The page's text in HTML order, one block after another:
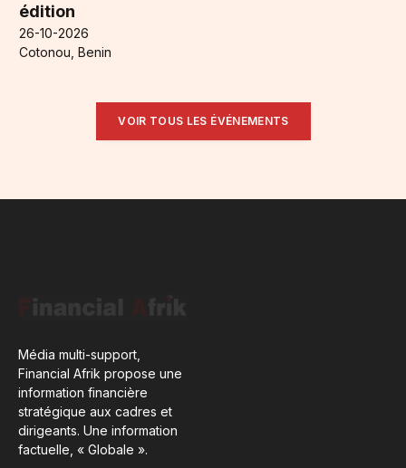
édition
26-10-2026
Cotonou, Benin
VOIR TOUS LES ÉVÉNEMENTS
Média multi-support,
Financial Afrik propose une
information financière
stratégique aux cadres et
dirigeants. Une information
factuelle, « Globale ».